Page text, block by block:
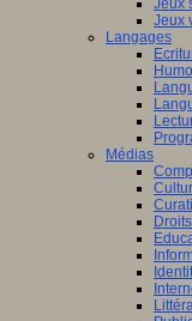
Jeux
Jeux
Langages
Médias
Droits